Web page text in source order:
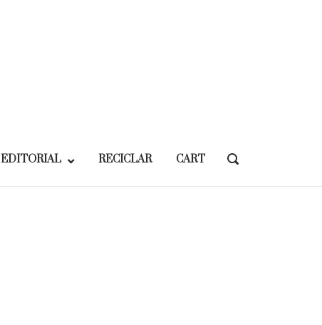
EDITORIAL RECICLAR CART
OPEN
BAR